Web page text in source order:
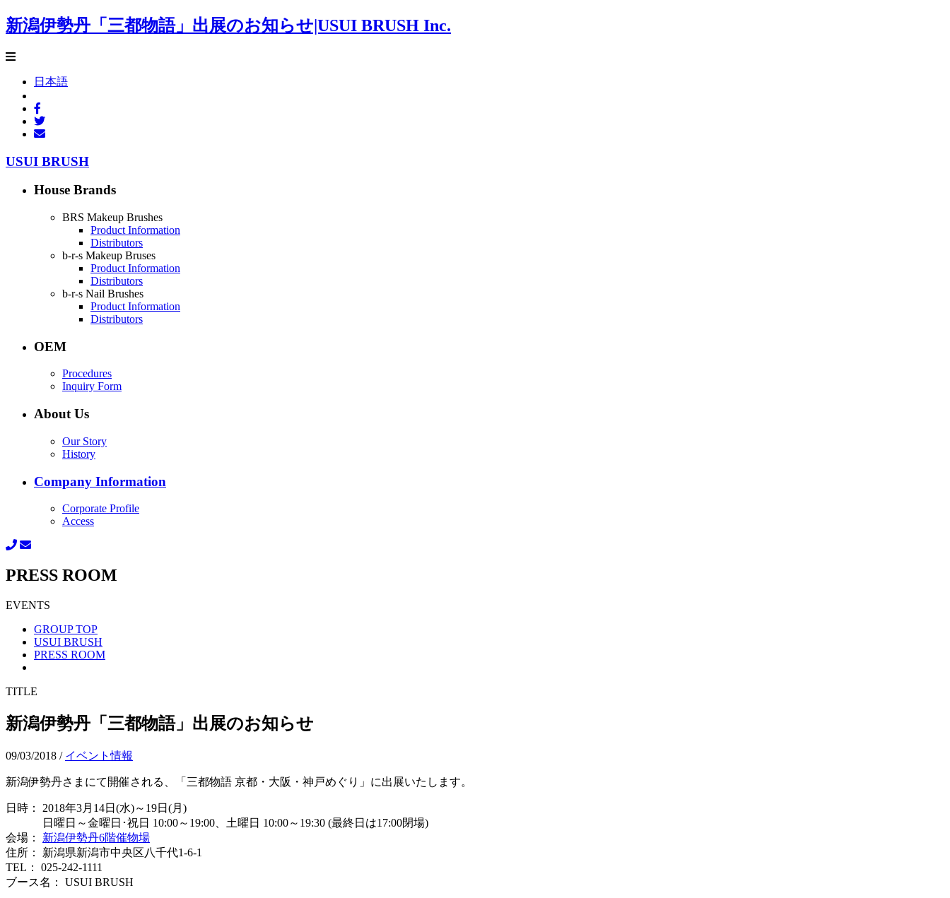
新潟伊勢丹「三都物語」出展のお知らせ|USUI BRUSH Inc.
日本語
USUI BRUSH
House Brands
BRS Makeup Brushes
Product Information
Distributors
b-r-s Makeup Bruses
Product Information
Distributors
b-r-s Nail Brushes
Product Information
Distributors
OEM
Procedures
Inquiry Form
About Us
Our Story
History
Company Information
Corporate Profile
Access
PRESS ROOM
EVENTS
GROUP TOP
USUI BRUSH
PRESS ROOM
TITLE
新潟伊勢丹「三都物語」出展のお知らせ
09/03/2018 / イベント情報
新潟伊勢丹さまにて開催される、「三都物語 京都・大阪・神戸めぐり」に出展いたします。
日時： 2018年3月14日(水)～19日(月)
日曜日～金曜日･祝日 10:00～19:00、土曜日 10:00～19:30 (最終日は17:00閉場)
会場： 新潟伊勢丹6階催物場
住所： 新潟県新潟市中央区八千代1-6-1
TEL： 025-242-1111
ブース名： USUI BRUSH